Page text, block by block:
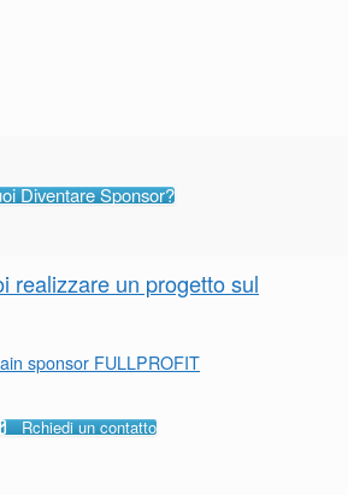
Diventare Sponsor?
realizzare un progetto sul
sponsor FULLPROFIT
Rchiedi un contatto